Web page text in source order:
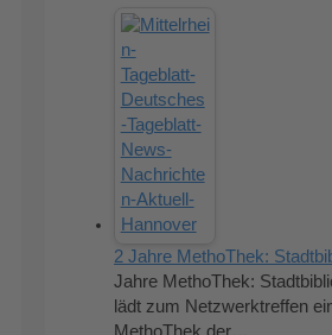
2 Jahre MethoThek:
Jahre MethoThek:
lädt zum Netzwerktreffen